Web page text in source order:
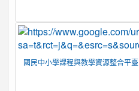
國民中小學課程與教學資源整合平臺